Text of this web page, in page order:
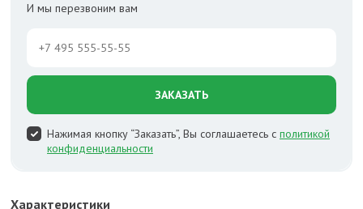
И мы перезвоним вам
ЗАКАЗАТЬ
Нажимая кнопку “Заказать”, Вы соглашаетесь с политикой
конфиденциальности
Характеристики